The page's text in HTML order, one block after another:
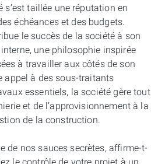
s’est taillée une réputation en
échéances et des budgets.
le succès de la société à son
une philosophie inspirée
à travailler aux côtés de son
appel à des sous-traitants
essentiels, la société gère tout
et de l’approvisionnement à la
de la construction.
de nos sauces secrètes, affirme-t-